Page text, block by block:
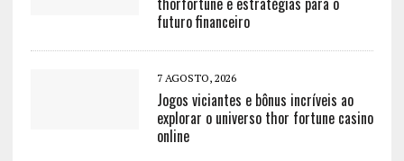
futuro financeiro
7 AGOSTO, 2026
Jogos viciantes e bônus incríveis ao
explorar o universo thor fortune casino
online